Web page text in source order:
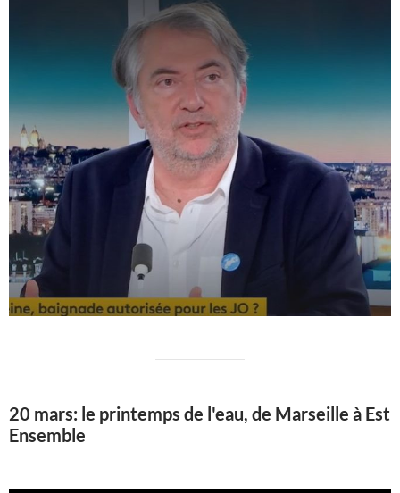
20 mars: le printemps de l'eau, de Marseille à Est
Ensemble